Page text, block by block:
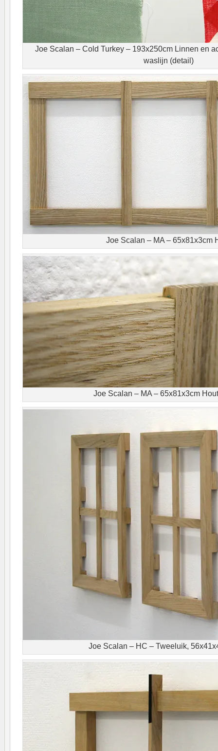
Joe Scalan – Cold Turkey – 193x250cm Linnen en
waslijn (detail)
Joe Scalan – MA – 65x81x3cm
Joe Scalan – MA – 65x81x3cm
Joe Scalan – HC – Tweeluik,